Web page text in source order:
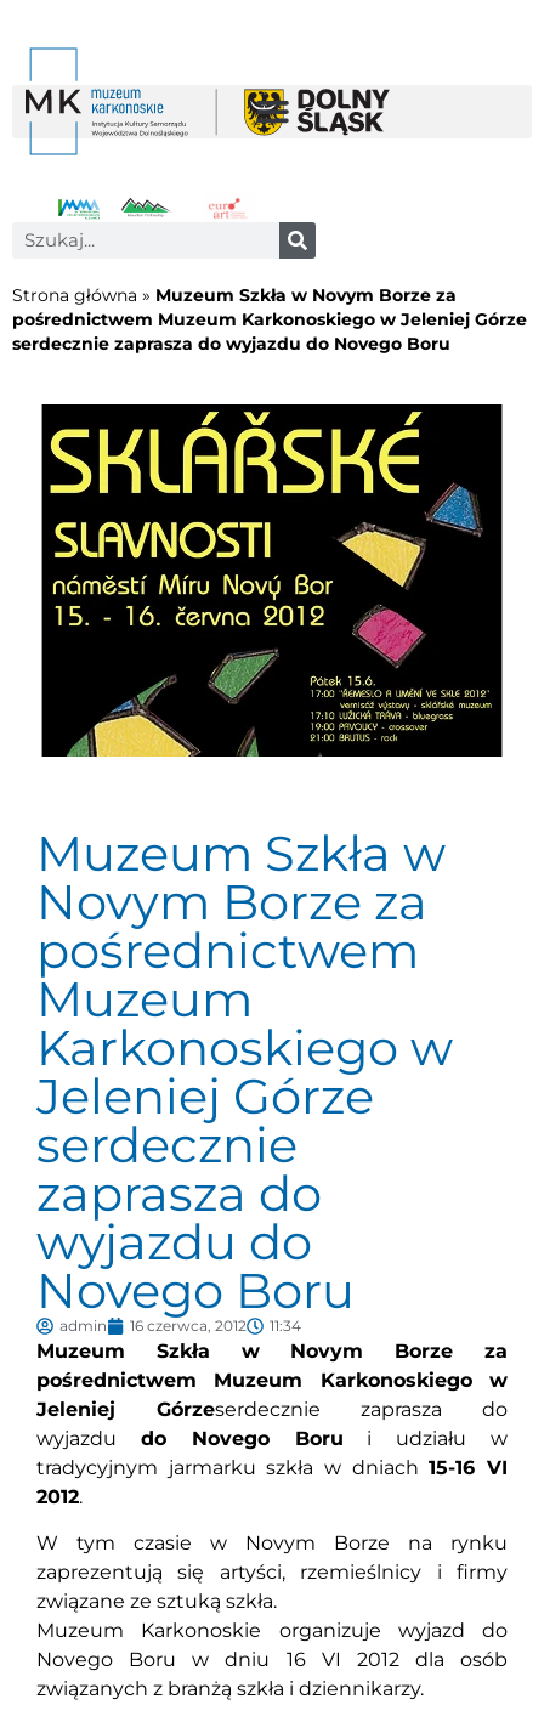
Strona główna » Muzeum Szkła w Novym Borze za
pośrednictwem Muzeum Karkonoskiego w Jeleniej Górze
serdecznie zaprasza do wyjazdu do Novego Boru
Muzeum Szkła w
Novym Borze za
pośrednictwem
Muzeum
Karkonoskiego w
Jeleniej Górze
serdecznie
zaprasza do
wyjazdu do
Novego Boru
admin 16 czerwca, 2012 11:34
Muzeum Szkła w Novym Borze za
pośrednictwem Muzeum Karkonoskiego w
Jeleniej Górzeserdecznie zaprasza do
wyjazdu do Novego Boru i udziału w
tradycyjnym jarmarku szkła w dniach15-16 VI
2012.
W tym czasie w Novym Borze na rynku
zaprezentują się artyści, rzemieślnicy i firmy
związane ze sztuką szkła.
Muzeum Karkonoskie organizuje wyjazd do
Novego Boru w dniu 16 VI 2012 dla osób
związanych z branżą szkła i dziennikarzy.